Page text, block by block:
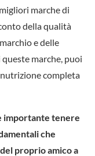
marche di
della qualità
e delle
marche, puoi
completa
importante tenere
che
proprio amico a